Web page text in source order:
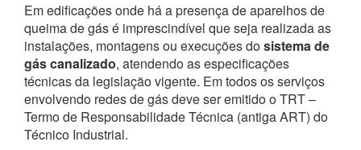
Em edificações onde há a presença de aparelhos de
queima de gás é imprescindível que seja realizada as
instalações, montagens ou execuções dosistema de
gás canalizado, atendendo as especificações
técnicas da legislação vigente. Em todos os serviços
envolvendo redes de gás deve ser emitido o TRT –
Termo de Responsabilidade Técnica (antiga ART) do
Técnico Industrial.